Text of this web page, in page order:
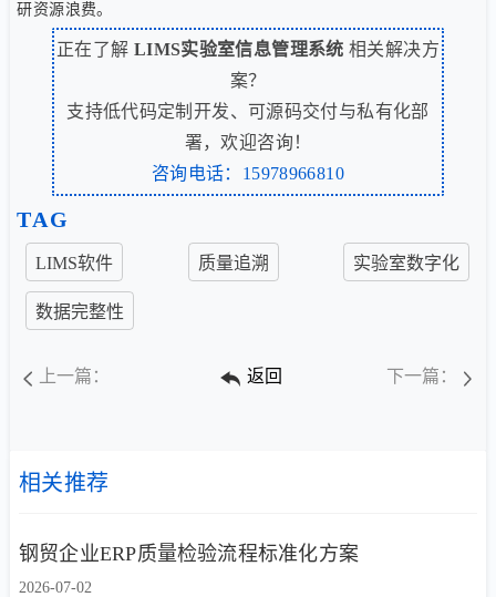
研资源浪费。
正在了解 LIMS实验室信息管理系统 相关解决方
案？
支持低代码定制开发、可源码交付与私有化部
署，欢迎咨询！
咨询电话：15978966810
TAG
LIMS软件 质量追溯 实验室数字化
数据完整性
上一篇： 返回 下一篇：
相关推荐
钢贸企业ERP质量检验流程标准化方案
2026-07-02